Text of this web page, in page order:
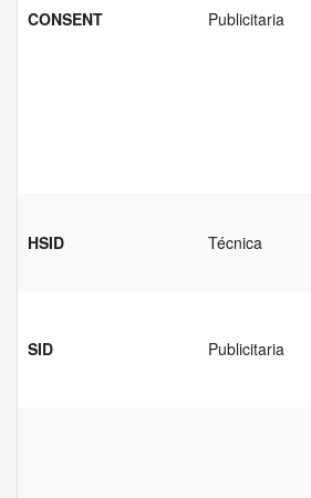
CONSENT Publicitaria
HSID Técnica
SID Publicitaria